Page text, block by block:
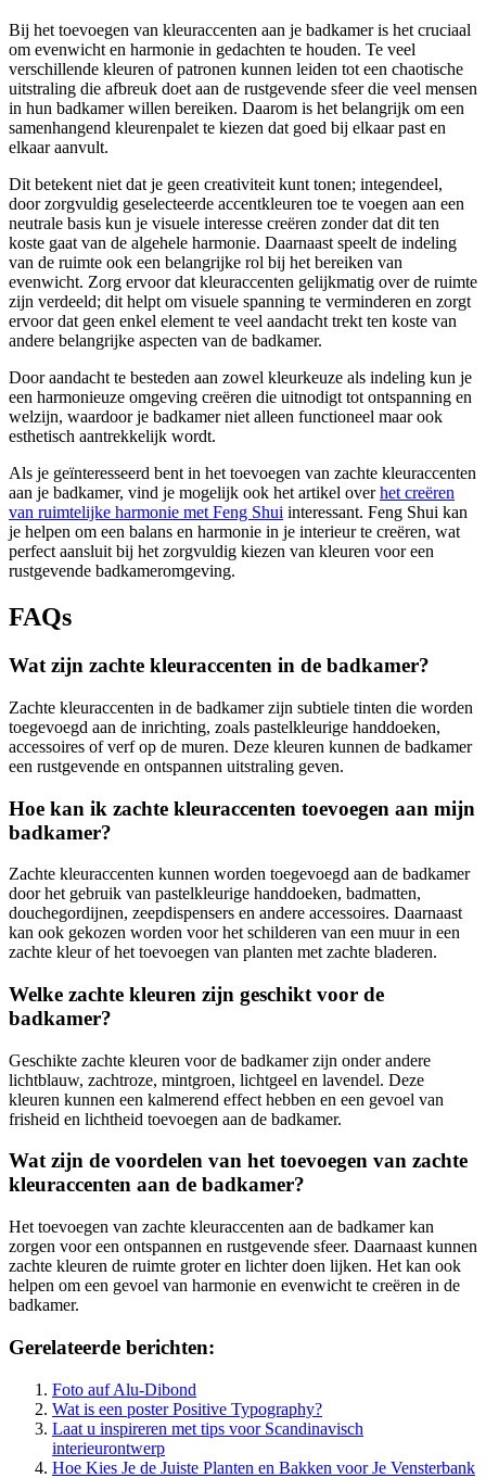
Bij het toevoegen van kleuraccenten aan je badkamer is het cruciaal
om evenwicht en harmonie in gedachten te houden. Te veel
verschillende kleuren of patronen kunnen leiden tot een chaotische
uitstraling die afbreuk doet aan de rustgevende sfeer die veel mensen
in hun badkamer willen bereiken. Daarom is het belangrijk om een
samenhangend kleurenpalet te kiezen dat goed bij elkaar past en
elkaar aanvult.
Dit betekent niet dat je geen creativiteit kunt tonen; integendeel,
door zorgvuldig geselecteerde accentkleuren toe te voegen aan een
neutrale basis kun je visuele interesse creëren zonder dat dit ten
koste gaat van de algehele harmonie. Daarnaast speelt de indeling
van de ruimte ook een belangrijke rol bij het bereiken van
evenwicht. Zorg ervoor dat kleuraccenten gelijkmatig over de ruimte
zijn verdeeld; dit helpt om visuele spanning te verminderen en zorgt
ervoor dat geen enkel element te veel aandacht trekt ten koste van
andere belangrijke aspecten van de badkamer.
Door aandacht te besteden aan zowel kleurkeuze als indeling kun je
een harmonieuze omgeving creëren die uitnodigt tot ontspanning en
welzijn, waardoor je badkamer niet alleen functioneel maar ook
esthetisch aantrekkelijk wordt.
Als je geïnteresseerd bent in het toevoegen van zachte kleuraccenten
aan je badkamer, vind je mogelijk ook het artikel overhet creëren
van ruimtelijke harmonie met Feng Shui interessant. Feng Shui kan
je helpen om een balans en harmonie in je interieur te creëren, wat
perfect aansluit bij het zorgvuldig kiezen van kleuren voor een
rustgevende badkameromgeving.
FAQs
Wat zijn zachte kleuraccenten in de badkamer?
Zachte kleuraccenten in de badkamer zijn subtiele tinten die worden
toegevoegd aan de inrichting, zoals pastelkleurige handdoeken,
accessoires of verf op de muren. Deze kleuren kunnen de badkamer
een rustgevende en ontspannen uitstraling geven.
Hoe kan ik zachte kleuraccenten toevoegen aan mijn
badkamer?
Zachte kleuraccenten kunnen worden toegevoegd aan de badkamer
door het gebruik van pastelkleurige handdoeken, badmatten,
douchegordijnen, zeepdispensers en andere accessoires. Daarnaast
kan ook gekozen worden voor het schilderen van een muur in een
zachte kleur of het toevoegen van planten met zachte bladeren.
Welke zachte kleuren zijn geschikt voor de
badkamer?
Geschikte zachte kleuren voor de badkamer zijn onder andere
lichtblauw, zachtroze, mintgroen, lichtgeel en lavendel. Deze
kleuren kunnen een kalmerend effect hebben en een gevoel van
frisheid en lichtheid toevoegen aan de badkamer.
Wat zijn de voordelen van het toevoegen van zachte
kleuraccenten aan de badkamer?
Het toevoegen van zachte kleuraccenten aan de badkamer kan
zorgen voor een ontspannen en rustgevende sfeer. Daarnaast kunnen
zachte kleuren de ruimte groter en lichter doen lijken. Het kan ook
helpen om een gevoel van harmonie en evenwicht te creëren in de
badkamer.
Gerelateerde berichten:
Foto auf Alu-Dibond
Wat is een poster Positive Typography?
Laat u inspireren met tips voor Scandinavisch
interieurontwerp
Hoe Kies Je de Juiste Planten en Bakken voor Je Vensterbank